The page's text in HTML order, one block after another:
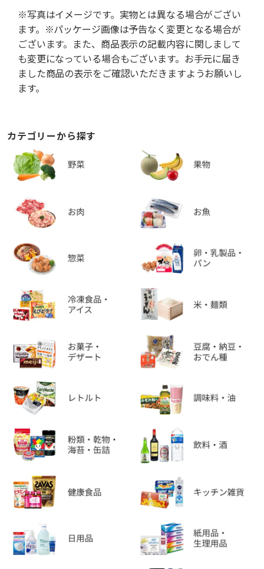
※写真はイメージです。実物とは異なる場合がござい
ます。※パッケージ画像は予告なく変更となる場合が
ございます。また、商品表示の記載内容に関しまして
も変更になっている場合もございます。お手元に届き
ました商品の表示をご確認いただきますようお願いし
ます。
カテゴリーから探す